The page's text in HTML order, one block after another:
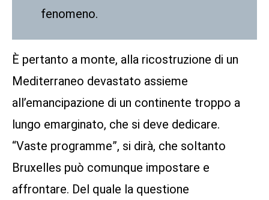
fenomeno.
È pertanto a monte, alla ricostruzione di un
Mediterraneo devastato assieme
all’emancipazione di un continente troppo a
lungo emarginato, che si deve dedicare.
“Vaste programme”, si dirà, che soltanto
Bruxelles può comunque impostare e
affrontare. Del quale la questione